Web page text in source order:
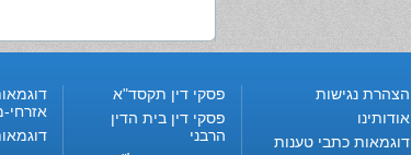
הצהרת נגישות
אודותינו
דוגמאות כתבי טענות
פסקי דין תקסד"א
פסקי דין בית הדין
הרבני